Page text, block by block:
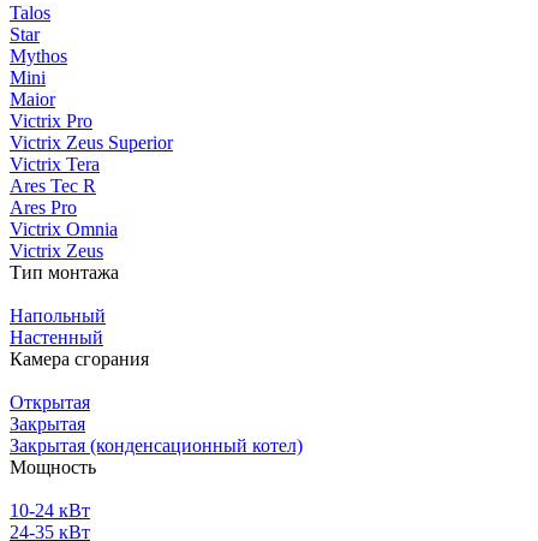
Talos
Star
Mythos
Mini
Maior
Victrix Pro
Victrix Zeus Superior
Victrix Tera
Ares Tec R
Ares Pro
Victrix Omnia
Victrix Zeus
Тип монтажа
Напольный
Настенный
Камера сгорания
Открытая
Закрытая
Закрытая (конденсационный котел)
Мощность
10-24 кВт
24-35 кВт